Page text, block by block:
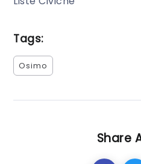
Tags:
Osimo
Share